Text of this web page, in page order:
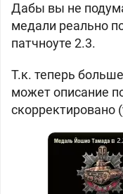
Дабы вы не
медали реально
патчноуте 2.3.
Т.к. теперь
может описание
скорректировано